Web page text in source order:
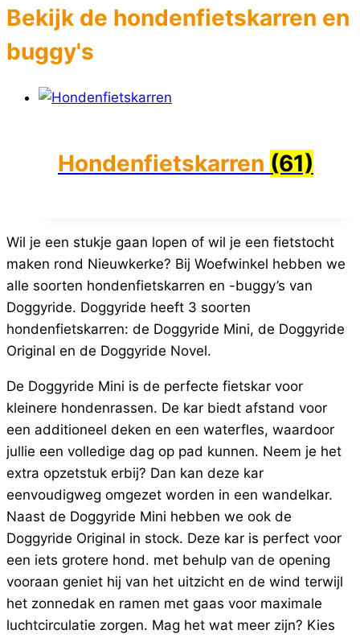
Bekijk de hondenfietskarren en
buggy's
Hondenfietskarren (61)
Wil je een stukje gaan lopen of wil je een fietstocht
maken rond Nieuwkerke? Bij Woefwinkel hebben we
alle soorten hondenfietskarren en -buggy’s van
Doggyride. Doggyride heeft 3 soorten
hondenfietskarren: de Doggyride Mini, de Doggyride
Original en de Doggyride Novel.
De Doggyride Mini is de perfecte fietskar voor
kleinere hondenrassen. De kar biedt afstand voor
een additioneel deken en een waterfles, waardoor
jullie een volledige dag op pad kunnen. Neem je het
extra opzetstuk erbij? Dan kan deze kar
eenvoudigweg omgezet worden in een wandelkar.
Naast de Doggyride Mini hebben we ook de
Doggyride Original in stock. Deze kar is perfect voor
een iets grotere hond. met behulp van de opening
vooraan geniet hij van het uitzicht en de wind terwijl
het zonnedak en ramen met gaas voor maximale
luchtcirculatie zorgen. Mag het wat meer zijn? Kies